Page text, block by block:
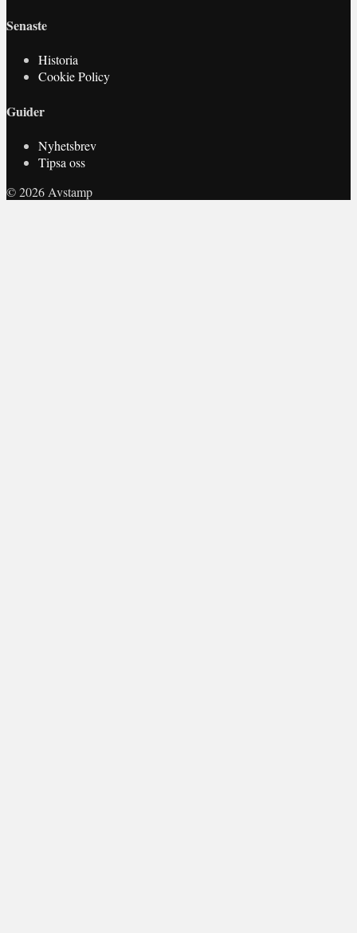
Senaste
Historia
Cookie Policy
Guider
Nyhetsbrev
Tipsa oss
© 2026 Avstamp